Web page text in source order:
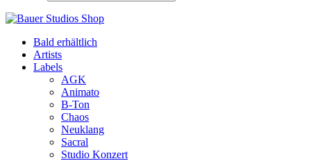
Bald erhältlich
Artists
Labels
AGK
Animato
B-Ton
Chaos
Neuklang
Sacral
Studio Konzert